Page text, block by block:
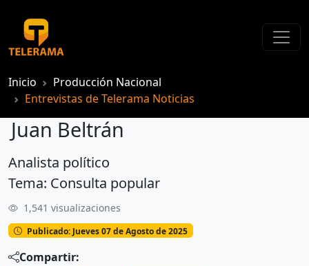
Inicio
Producción Nacional
Entrevistas de Telerama Noticias
Juan Beltrán
Juan Beltrán
Analista político
Tema: Consulta popular
1,541 visualizaciones
Publicado: Jueves 07 de Agosto de 2025
Compartir: